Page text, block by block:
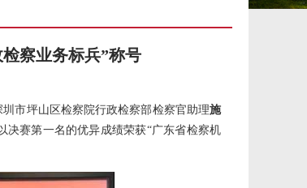
察业务标兵”称号
市坪山区检察院行政检察部检察官助理施
决赛第一名的优异成绩荣获“广东省检察机